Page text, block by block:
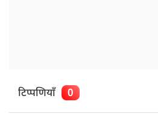
टिप्पणियाँ 0